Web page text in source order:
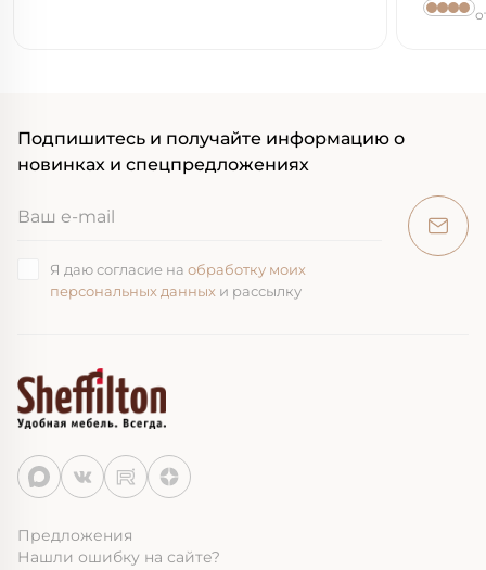
Подпишитесь и получайте информацию о
новинках и спецпредложениях
Я даю согласие на обработку моих
персональных данных и рассылку
Предложения
Нашли ошибку на сайте?